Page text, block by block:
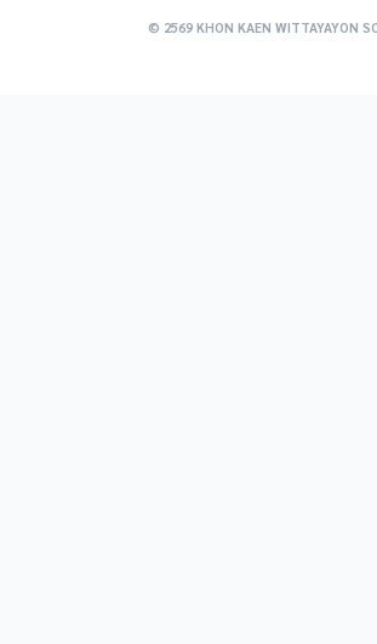
© 2569 KHON KAEN WITTAYAYON